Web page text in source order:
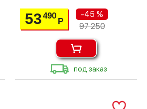
53490
Р
-45 %
97 250
под заказ